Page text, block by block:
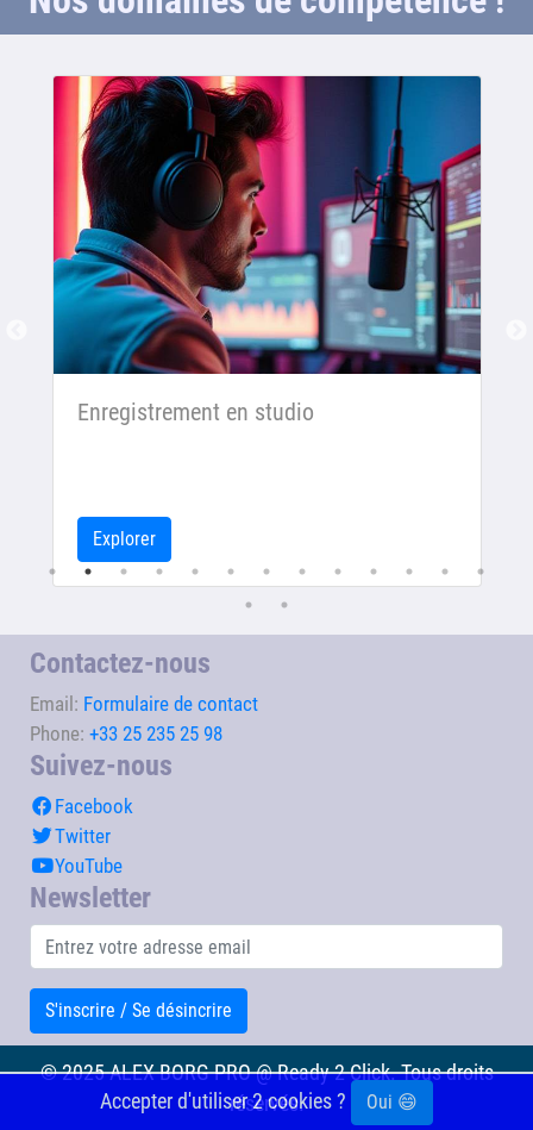
Enregistrement en studio
Explorer
Accepter d'utiliser 2 cookies ? Oui 😄
Contactez-nous
Email: Formulaire de contact
Phone: +33 25 235 25 98
Suivez-nous
Facebook
Twitter
YouTube
Newsletter
S'inscrire / Se désincrire
© 2025 ALEX BORG PRO @ Ready 2 Click. Tous droits
réservés.